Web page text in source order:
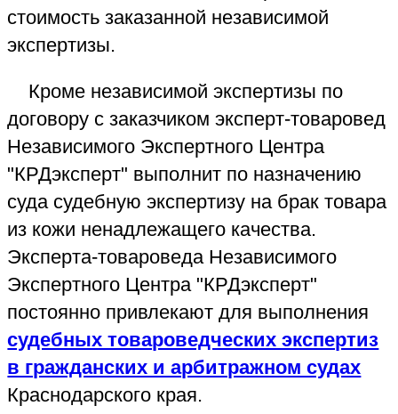
утончение, отслоение верхнего слоя,
пятна, вытянутость, то это брак, и
некачественную кожаную вещь следует
его низкого качества, наличия брака
необходимо заказать независимую
товароведческую экспертизу товара из
кожи сомнительного качества. Часто
магазин хочет самостоятельно провести
экспертизу своим сотрудником-
специалистом, желая показать, что в
имеющемся недостатке кожаного товара
специалист, получающий зарплату от
магазина, является заинтересованным
лицом, зависящим от руководства
магазина. Поэтому, если магазин магазин
не хочет делать товароведческую
экспертизу на брак товара из кожи
ненадлежащего качества в сторонней
экспертной организации, мы